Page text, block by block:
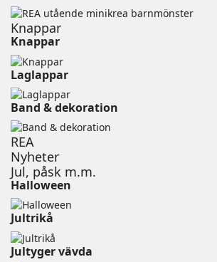
Knappar
Knappar
Laglappar
Band & dekoration
REA
Nyheter
Jul, påsk m.m.
Halloween
Jultrikå
Jultyger vävda